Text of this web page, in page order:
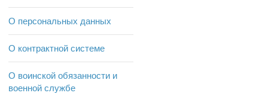
О персональных данных
О контрактной системе
О воинской обязанности и
военной службе